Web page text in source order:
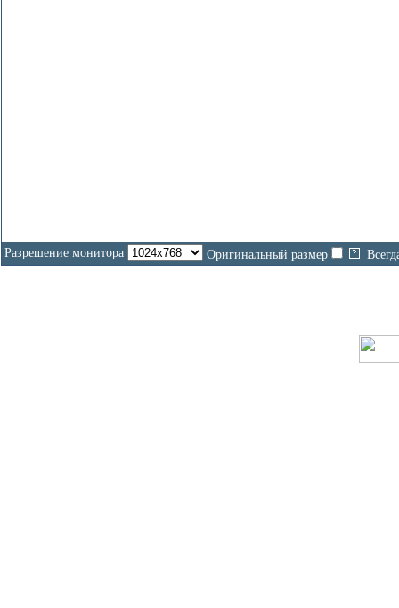
Разрешение монитора Оригинальный размер